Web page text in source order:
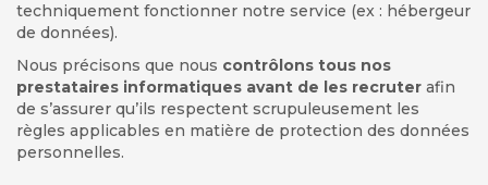
techniquement fonctionner notre service (ex : hébergeur
de données).
Nous précisons que nous contrôlons tous nos
prestataires informatiques avant de les recruter afin
de s’assurer qu’ils respectent scrupuleusement les
règles applicables en matière de protection des données
personnelles.